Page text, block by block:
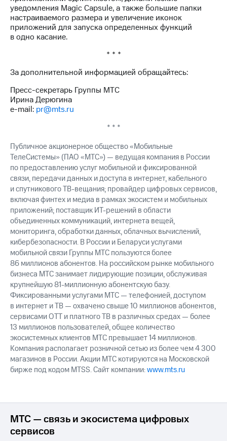
уведомления Magic Capsule, а также большие папки
настраиваемого размера и увеличение иконок
приложений для запуска определенных функций
в одно касание.
* * *
За дополнительной информацией обращайтесь:
Пресс-секретарь Группы МТС
Ирина Дерюгина
e-mail: pr@mts.ru
* * *
Публичное акционерное общество «Мобильные
ТелеСистемы» (ПАО «МТС») — ведущая компания в России
по предоставлению услуг мобильной и фиксированной
связи, передачи данных и доступа в интернет, кабельного
и спутникового ТВ-вещания; провайдер цифровых сервисов,
включая финтех и медиа в рамках экосистем и мобильных
приложений; поставщик ИТ-решений в области
объединенных коммуникаций, интернета вещей,
мониторинга, обработки данных, облачных вычислений,
кибербезопасности. В России и Беларуси услугами
мобильной связи Группы МТС пользуются более
86 миллионов абонентов. На российском рынке мобильного
бизнеса МТС занимает лидирующие позиции, обслуживая
крупнейшую 81-миллионную абонентскую базу.
Фиксированными услугами МТС — телефонией, доступом
в интернет и ТВ — охвачено свыше 10 миллионов абонентов,
сервисами OTT и платного ТВ в различных средах — более
13 миллионов пользователей, общее количество
экосистемных клиентов МТС превышает 14 миллионов.
Компания располагает розничной сетью из более чем 4 300
магазинов в России. Акции МТС котируются на Московской
бирже под кодом MTSS. Сайт компании:www.mts.ru
МТС — связь и экосистема цифровых
сервисов